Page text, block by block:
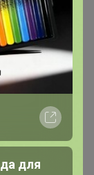
для